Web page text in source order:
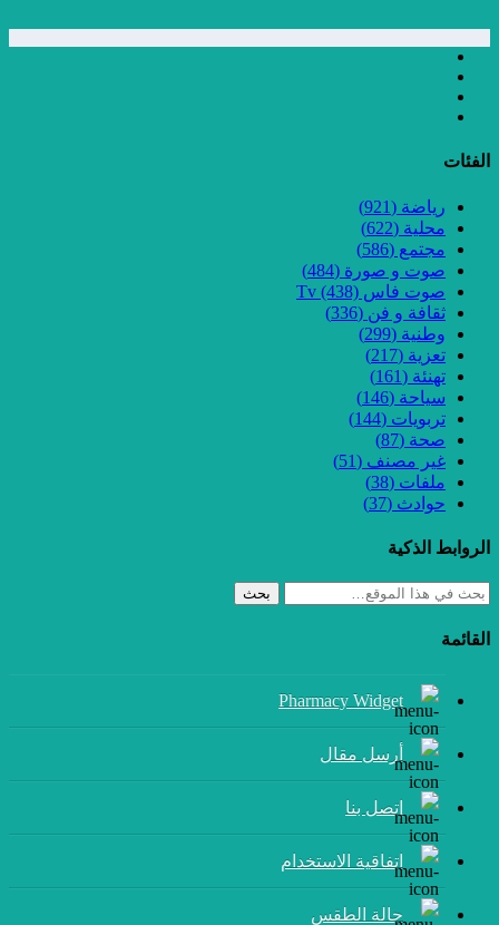
الفئات
رياضة (921)
محلية (622)
مجتمع (586)
صوت و صورة (484)
صوت فاس Tv (438)
ثقافة و فن (336)
وطنية (299)
تعزية (217)
تهنئة (161)
سياحة (146)
تربويات (144)
صحة (87)
غير مصنف (51)
ملفات (38)
حوادث (37)
الروابط الذكية
بحث
القائمة
Pharmacy Widget
أرسل مقال
إتصل بنا
اتفاقية الاستخدام
حالة الطقس